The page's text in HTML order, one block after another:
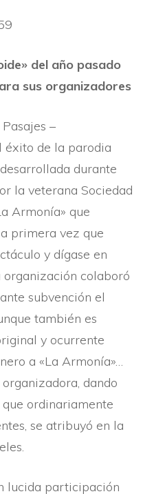
del año pasado
sus organizadores
–
éxito de la parodia
durante
la veterana Sociedad
Armoní­a» que
primera vez que
y dí­gase en
organización colaboró
subvención el
también es
y ocurrente
a «La Armoní­a»…
dando
ordinariamente
se atribuyó en la
lucida participación